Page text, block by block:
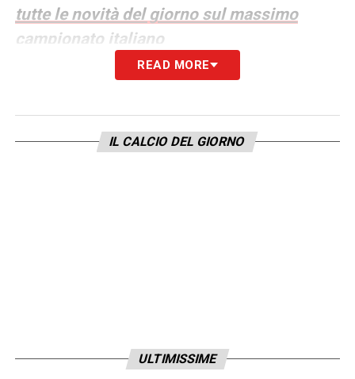
tutte le novità del giorno sul massimo
campionato italiano
READ MORE
IL CALCIO DEL GIORNO
ULTIMISSIME